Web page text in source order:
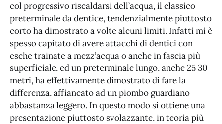
col progressivo riscaldarsi dell’acqua, il classico
preterminale da dentice, tendenzialmente piuttosto
corto ha dimostrato a volte alcuni limiti. Infatti mi è
spesso capitato di avere attacchi di dentici con
esche trainate a mezz’acqua o anche in fascia più
superficiale, ed un preterminale lungo, anche 25 30
metri, ha effettivamente dimostrato di fare la
differenza, affiancato ad un piombo guardiano
abbastanza leggero. In questo modo si ottiene una
presentazione piuttosto svolazzante, in teoria più